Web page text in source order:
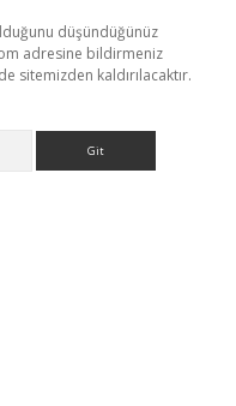
düşündüğünüz
adresine bildirmeniz
sitemizden kaldırılacaktır.